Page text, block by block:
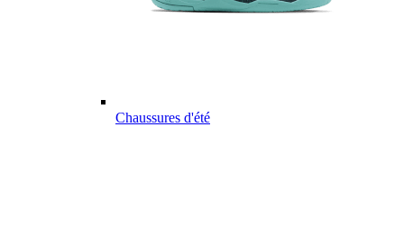
Chaussures d'été